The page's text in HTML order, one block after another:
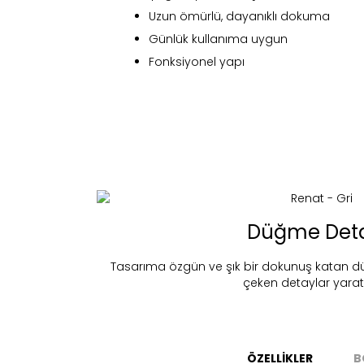
Uzun ömürlü, dayanıklı dokuma
Günlük kullanıma uygun
Fonksiyonel yapı
Düğme
Tasarıma özgün ve şık bir dokunuş katan
çeken detaylar
ÖZELLİKLER